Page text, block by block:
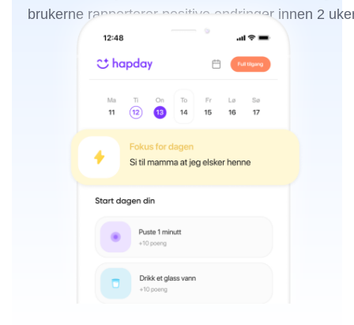
brukerne rapporterer positive endringer innen 2